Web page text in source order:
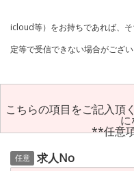
icloud等）をお持ちであれば、そ
キャリアメー
定等で受信できない場合がござい
こちらの項目をご記入頂
に
**任意
任意 求人No